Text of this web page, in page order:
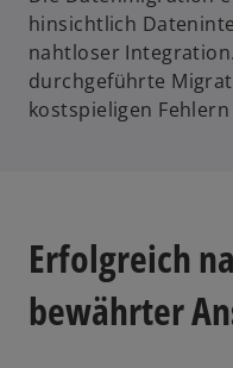
hinsichtlich
nahtloser
durchgeführte
kostspieligen
Erfolgreich
bewährter